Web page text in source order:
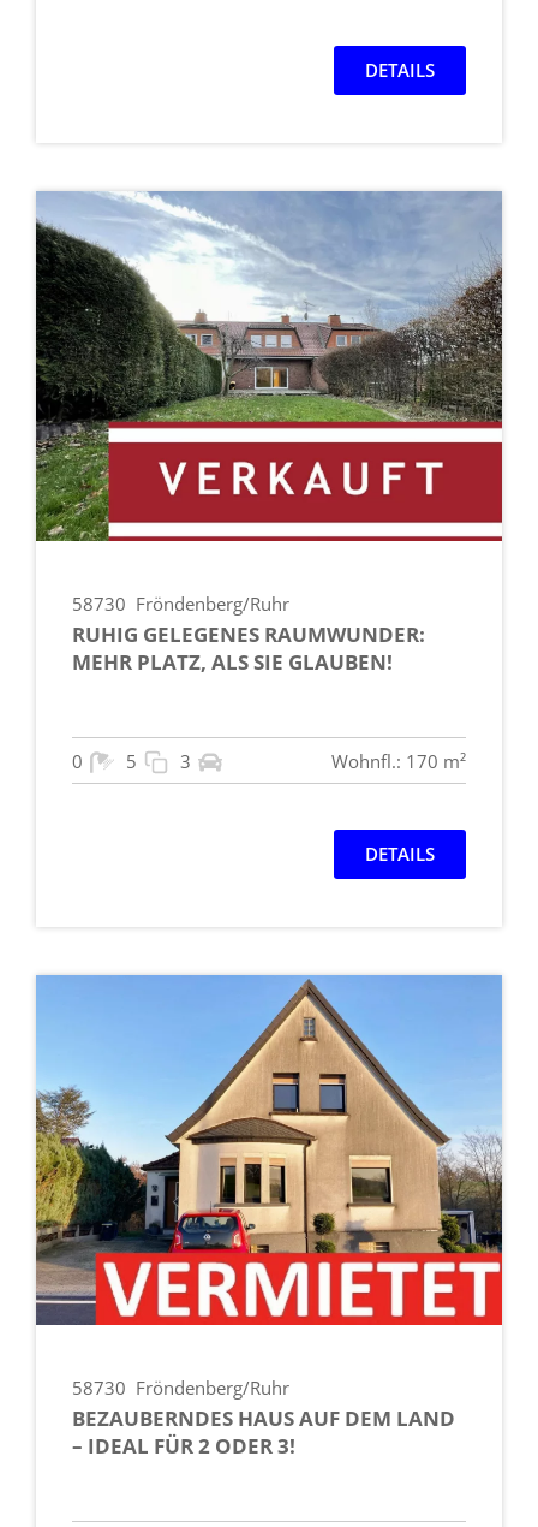
DETAILS
58730 Fröndenberg/Ruhr
RUHIG GELEGENES RAUMWUNDER:
MEHR PLATZ, ALS SIE GLAUBEN!
0 5 3 Wohnfl.: 170 m²
DETAILS
58730 Fröndenberg/Ruhr
BEZAUBERNDES HAUS AUF DEM LAND
– IDEAL FÜR 2 ODER 3!